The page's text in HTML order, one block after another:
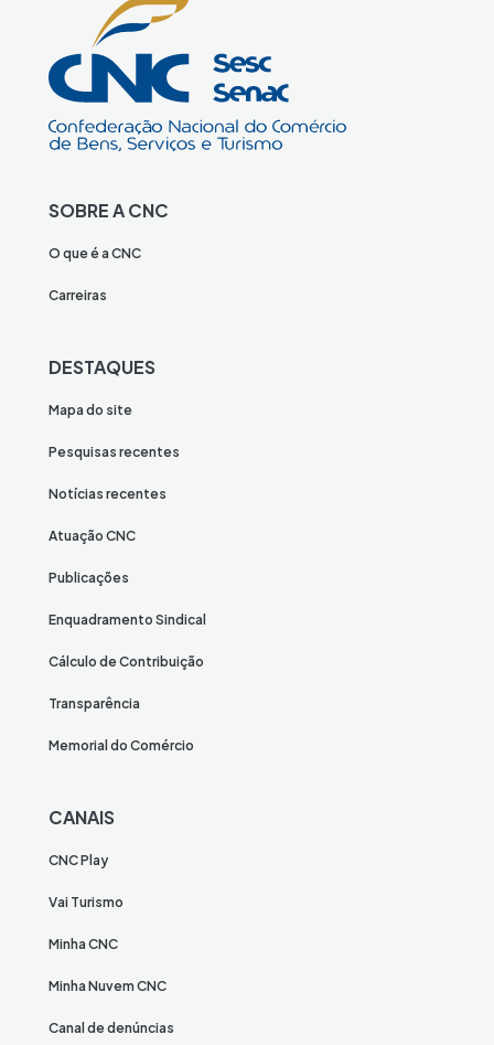
SOBRE A CNC
O que é a CNC
Carreiras
DESTAQUES
Mapa do site
Pesquisas recentes
Notícias recentes
Atuação CNC
Publicações
Enquadramento Sindical
Cálculo de Contribuição
Transparência
Memorial do Comércio
CANAIS
CNC Play
Vai Turismo
Minha CNC
Minha Nuvem CNC
Canal de denúncias